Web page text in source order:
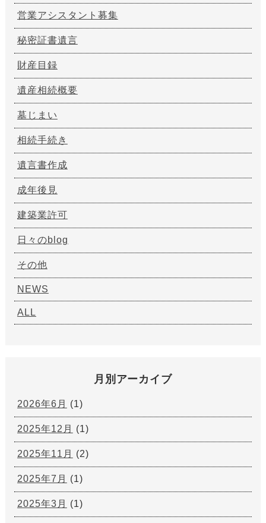
営業アシスタント募集
秘密証書遺言
財産目録
遺産相続概要
墓じまい
相続手続き
遺言書作成
成年後見
建築業許可
日々のblog
その他
NEWS
ALL
月別アーカイブ
2026年6月 (1)
2025年12月 (1)
2025年11月 (2)
2025年7月 (1)
2025年3月 (1)